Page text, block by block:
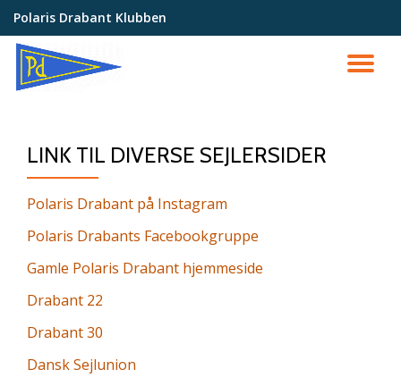
Videre
indhold
Polaris Drabant Klubben
LINK TIL DIVERSE SEJLERSIDER
Polaris Drabant på Instagram
Polaris Drabants Facebookgruppe
Gamle Polaris Drabant hjemmeside
Drabant 22
Drabant 30
Dansk Sejlunion